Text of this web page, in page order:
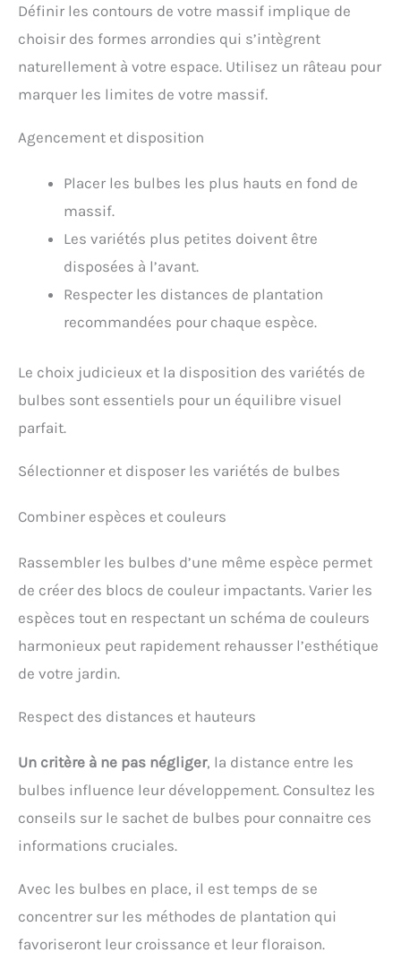
Définir les contours de votre massif implique de
choisir des formes arrondies qui s’intègrent
naturellement à votre espace. Utilisez un râteau pour
marquer les limites de votre massif.
Agencement et disposition
Placer les bulbes les plus hauts en fond de
massif.
Les variétés plus petites doivent être
disposées à l’avant.
Respecter les distances de plantation
recommandées pour chaque espèce.
Le choix judicieux et la disposition des variétés de
bulbes sont essentiels pour un équilibre visuel
parfait.
Sélectionner et disposer les variétés de bulbes
Combiner espèces et couleurs
Rassembler les bulbes d’une même espèce permet
de créer des blocs de couleur impactants. Varier les
espèces tout en respectant un schéma de couleurs
harmonieux peut rapidement rehausser l’esthétique
de votre jardin.
Respect des distances et hauteurs
Un critère à ne pas négliger, la distance entre les
bulbes influence leur développement. Consultez les
conseils sur le sachet de bulbes pour connaitre ces
informations cruciales.
Avec les bulbes en place, il est temps de se
concentrer sur les méthodes de plantation qui
favoriseront leur croissance et leur floraison.